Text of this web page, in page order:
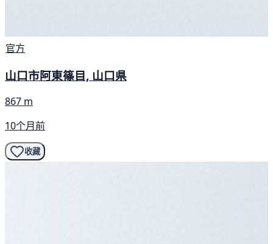
官方
山口市阿東篠目, 山口県
867 m
10个月前
收藏